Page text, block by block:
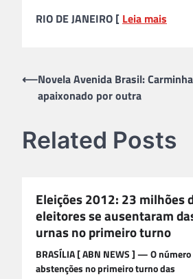
RIO DE JANEIRO [ Leia mais
Navegação
⟵Novela Avenida Brasil:
apaixonado por outra
Related Posts
Eleições 2012: 23 milhões
eleitores se ausentaram
urnas no primeiro turno
BRASÍLIA [ ABN NEWS ] — O
abstenções no primeiro turno das